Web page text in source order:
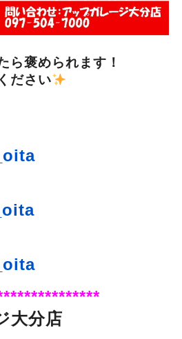
ら褒められます！
ださい
ジ大分店